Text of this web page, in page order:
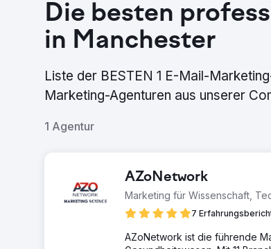
Die besten
in Manchester
Liste der BESTEN 1 E-Mail-
Marketing-Agenturen aus unserer
1 Agentur
AZoNetwork
Marketing für Wissenschaft,
7
AZoNetwork ist die führende